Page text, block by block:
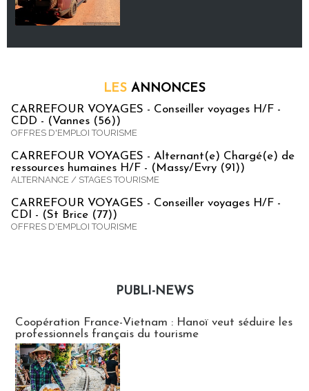
LES ANNONCES
CARREFOUR VOYAGES - Conseiller voyages H/F -
CDD - (Vannes (56))
OFFRES D'EMPLOI TOURISME
CARREFOUR VOYAGES - Alternant(e) Chargé(e) de
ressources humaines H/F - (Massy/Evry (91))
ALTERNANCE / STAGES TOURISME
CARREFOUR VOYAGES - Conseiller voyages H/F -
CDI - (St Brice (77))
OFFRES D'EMPLOI TOURISME
PUBLI-NEWS
Coopération France-Vietnam : Hanoï veut séduire les
professionnels français du tourisme